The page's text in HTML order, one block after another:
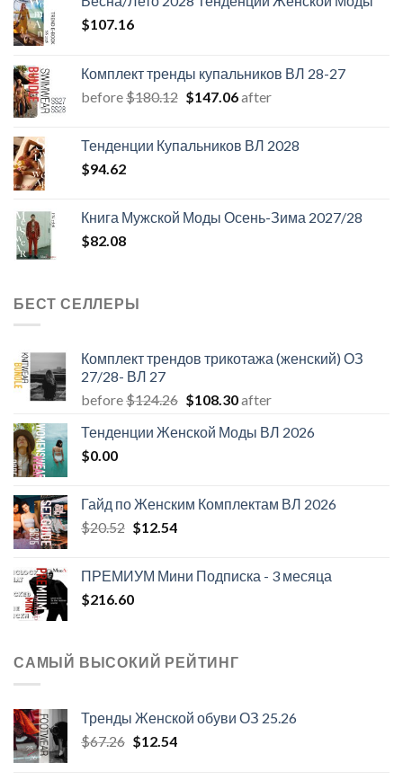
$107.16
Комплект тренды купальников ВЛ 28-27
before$180.12 Первоначальная
$180.12.
$147.06Текущая
after
Тенденции Купальников ВЛ 2028
$94.62
Книга Мужской Моды Осень-Зима 2027/28
$82.08
БЕСТ СЕЛЛЕРЫ
Комплект трендов трикотажа (женский) ОЗ
27/28- ВЛ 27
before$124.26 Первоначальная
составляла
$108.30Текущая
$108.30.
after
Тенденции Женской Моды ВЛ 2026
$0.00
Гайд по Женским Комплектам ВЛ 2026
$20.52 Первоначальная
$20.52.
$12.54Текущая
ПРЕМИУМ Мини Подписка - 3 месяца
$216.60
САМЫЙ ВЫСОКИЙ РЕЙТИНГ
Тренды Женской обуви ОЗ 25.26
$67.26 Первоначальная
$12.54Текущая